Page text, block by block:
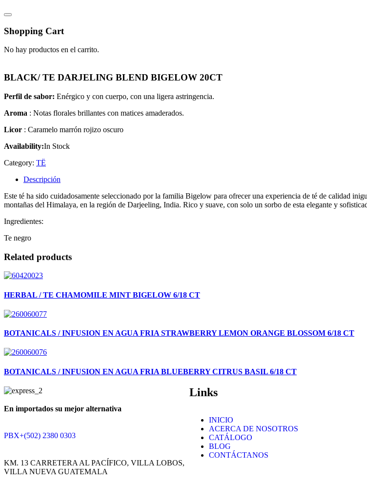
Shopping Cart
No hay productos en el carrito.
BLACK/ TE DARJELING BLEND BIGELOW 20CT
Perfil de sabor: Enérgico y con cuerpo, con una ligera astringencia.
Aroma : Notas florales brillantes con matices amaderados.
Licor : Caramelo marrón rojizo oscuro
Availability:In Stock
Category: TË
Descripción
Este té ha sido cuidadosamente seleccionado por la familia Bigelow para ofrecer una experiencia de té de calidad
montañas del Himalaya, en la región de Darjeeling, India. Rico y suave, con solo un sorbo de esta elegante y
Ingredientes:
Te negro
Related products
HERBAL / TE CHAMOMILE MINT BIGELOW 6/18 CT
BOTANICALS / INFUSION EN AGUA FRIA STRAWBERRY LEMON ORANGE BLOSSOM 6/18 CT
BOTANICALS / INFUSION EN AGUA FRIA BLUEBERRY CITRUS BASIL 6/18 CT
En importados su mejor alternativa
PBX+(502) 2380 0303
KM. 13 CARRETERA AL PACÍFICO, VILLA LOBOS,
VILLA NUEVA GUATEMALA
Links
INICIO
ACERCA DE NOSOTROS
CATÁLOGO
BLOG
CONTÁCTANOS